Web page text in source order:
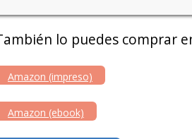
lo puedes comprar
Amazon (impreso)
Amazon (ebook)